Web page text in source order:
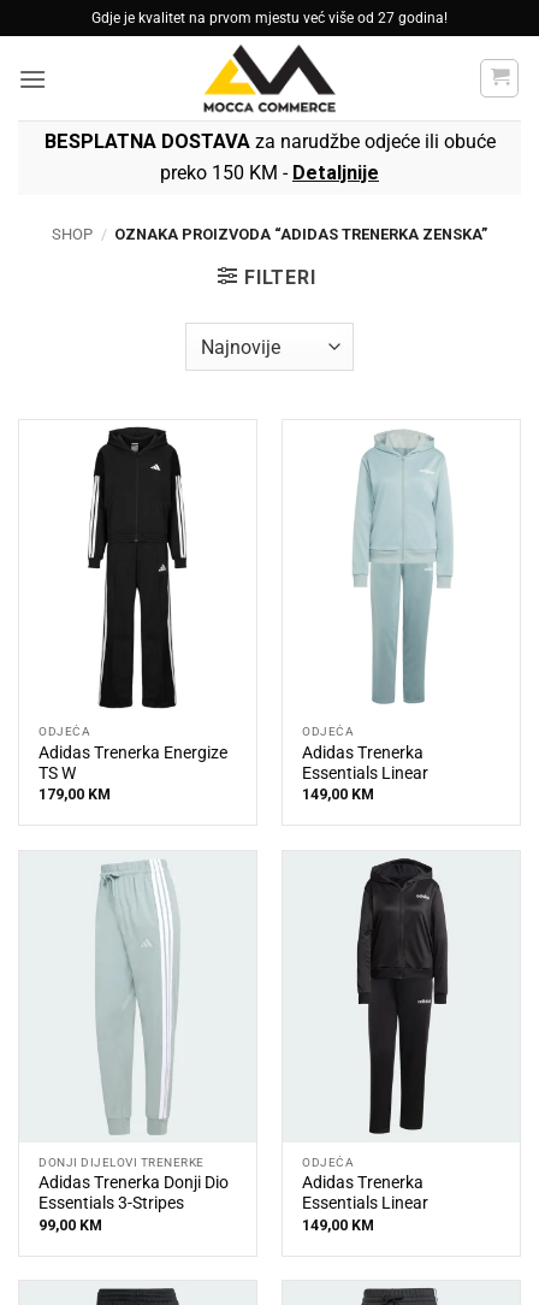
to
content
Gdje je kvalitet na prvom mjestu već više od 27 godina!
BESPLATNA DOSTAVAza narudžbe odjeće ili obuće
preko 150 KM - Detaljnije
SHOP / OZNAKA PROIZVODA “ADIDAS TRENERKA ZENSKA”
FILTERI
ODJEĆA
Adidas Trenerka Energize
TS W
179,00 KM
ODJEĆA
Adidas Trenerka
Essentials Linear
149,00 KM
DONJI DIJELOVI TRENERKE
Adidas Trenerka Donji Dio
Essentials 3-Stripes
99,00 KM
ODJEĆA
Adidas Trenerka
Essentials Linear
149,00 KM